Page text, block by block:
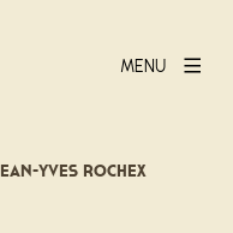
MENU
Yves Rochex